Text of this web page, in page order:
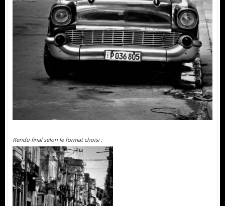
Rendu final selon le format choisi :